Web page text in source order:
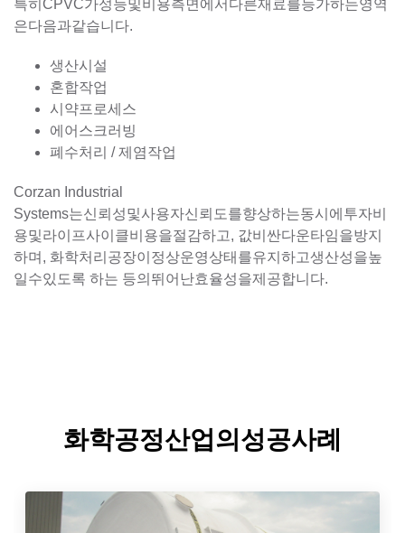
특히CPVC가성능및비용측면에서다른재료를능가하는영역
은다음과같습니다.
생산시설
혼합작업
시약프로세스
에어스크러빙
폐수처리 / 제염작업
Corzan Industrial
Systems는신뢰성및사용자신뢰도를향상하는동시에투자비
용및라이프사이클비용을절감하고, 값비싼다운타임을방지
하며, 화학처리공장이정상운영상태를유지하고생산성을높
일수있도록 하는 등의뛰어난효율성을제공합니다.
화학공정산업의성공사례